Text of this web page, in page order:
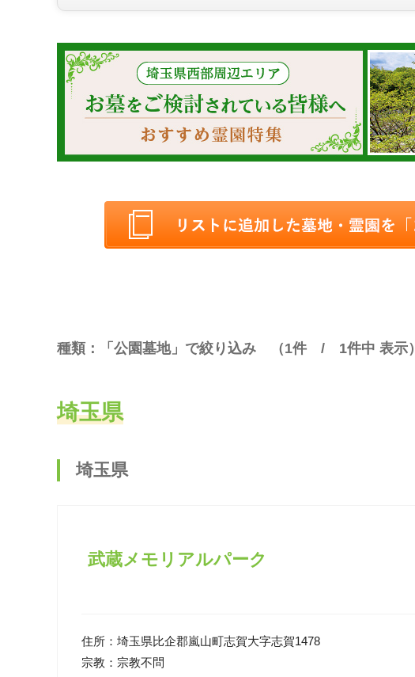
種類：「公園墓地」で絞り込み （1件 / 1件中 表示）
埼玉県
埼玉県
武蔵メモリアルパーク
住所： 埼玉県比企郡嵐山町志賀大字志賀1478
宗教： 宗教不問